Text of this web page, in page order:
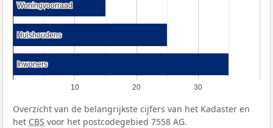
10 20 30
Woningvoorraad
Woningvoorraad
Huishoudens
Huishoudens
Inwoners
Inwoners
Overzicht van de belangrijkste cijfers van het Kadaster en
het CBS voor het postcodegebied 7558 AG.